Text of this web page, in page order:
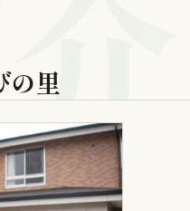
の里